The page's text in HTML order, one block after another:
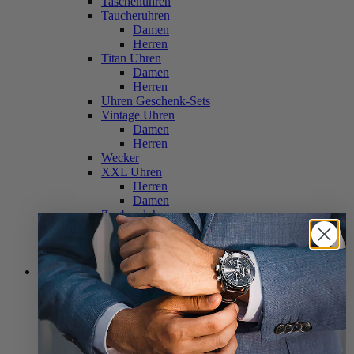
Taucheruhren
Damen
Herren
Titan Uhren
Damen
Herren
Uhren Geschenk-Sets
Vintage Uhren
Damen
Herren
Wecker
XXL Uhren
Herren
Damen
Zugbanduhren
Damen
Herren
Zweite Chance
Uhrenbeweger
Beweger für 1 Uhr
Beweger für 2 Uhren
Beweger für 3 Uhren
Beweger für 4 Uhren
Beweger für 6 Uhren